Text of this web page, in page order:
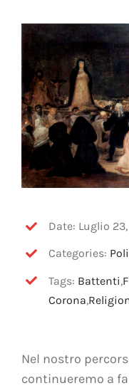
CONTATTI
Cerca
per:
Date: Luglio
Categories:
Tags: Battenti,
Corona,
Nel nostro
continueremo a